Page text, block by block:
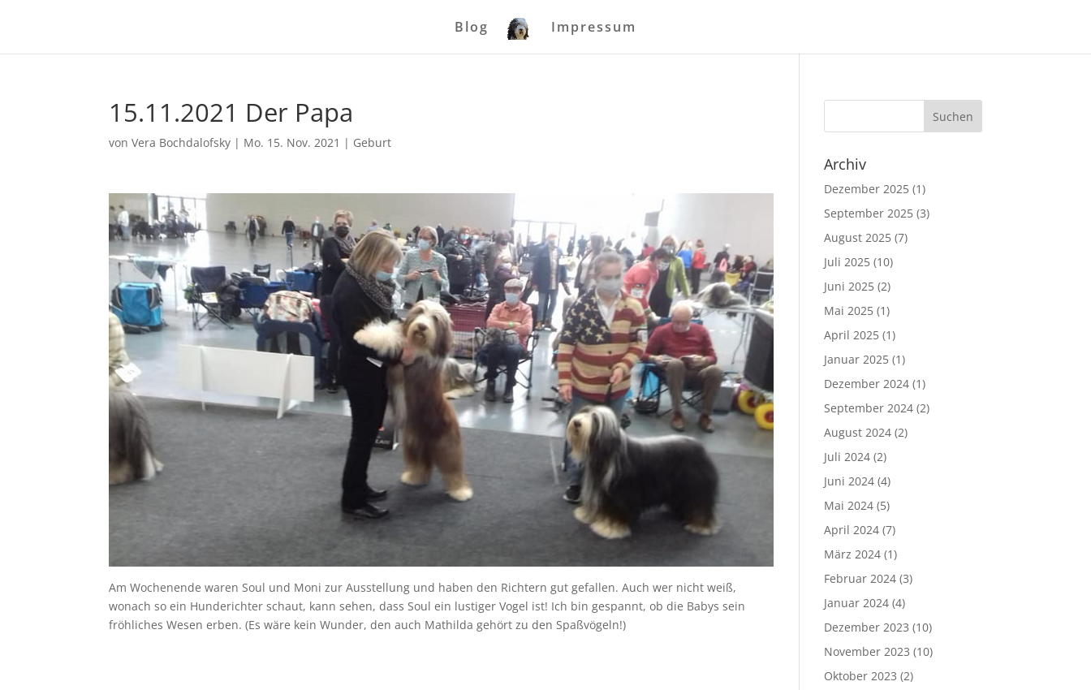
Blog Impressum
15.11.2021 Der Papa
vonVera Bochdalofsky | Mo. 15. Nov. 2021 | Geburt
Am Wochenende waren Soul und Moni zur Ausstellung und haben den Richtern gut gefallen. Auch wer nicht weiß,
wonach so ein Hunderichter schaut, kann sehen, dass Soul ein lustiger Vogel ist! Ich bin gespannt, ob die Babys sein
fröhliches Wesen erben. (Es wäre kein Wunder, den auch Mathilda gehört zu den Spaßvögeln!)
Archiv
Dezember 2025 (1)
September 2025 (3)
August 2025 (7)
Juli 2025 (10)
Juni 2025 (2)
Mai 2025 (1)
April 2025 (1)
Januar 2025 (1)
Dezember 2024 (1)
September 2024 (2)
August 2024 (2)
Juli 2024 (2)
Juni 2024 (4)
Mai 2024 (5)
April 2024 (7)
März 2024 (1)
Februar 2024 (3)
Januar 2024 (4)
Dezember 2023 (10)
November 2023 (10)
Oktober 2023 (2)